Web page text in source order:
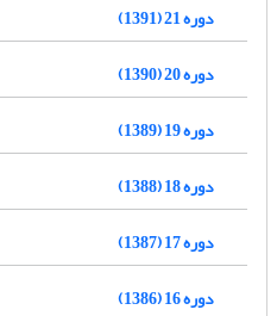
دوره 21 (1391)
دوره 20 (1390)
دوره 19 (1389)
دوره 18 (1388)
دوره 17 (1387)
دوره 16 (1386)